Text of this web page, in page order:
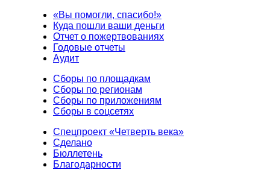
«Вы помогли, спасибо!»
Куда пошли ваши деньги
Отчет о пожертвованиях
Годовые отчеты
Аудит
Сборы по площадкам
Сборы по регионам
Сборы по приложениям
Сборы в соцсетях
Спецпроект «Четверть века»
Сделано
Бюллетень
Благодарности